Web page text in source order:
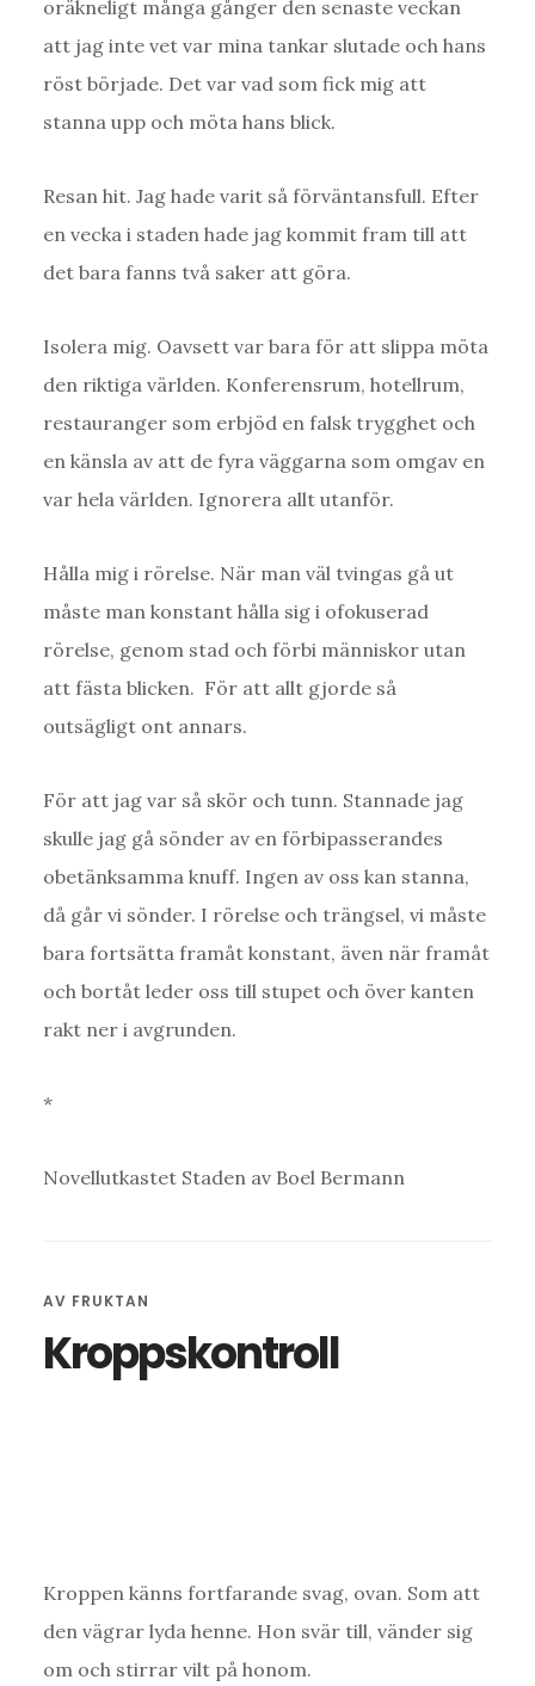
oräkneligt många gånger den senaste veckan
att jag inte vet var mina tankar slutade och hans
röst började. Det var vad som fick mig att
stanna upp och möta hans blick.
Resan hit. Jag hade varit så förväntansfull. Efter
en vecka i staden hade jag kommit fram till att
det bara fanns två saker att göra.
Isolera mig. Oavsett var bara för att slippa möta
den riktiga världen. Konferensrum, hotellrum,
restauranger som erbjöd en falsk trygghet och
en känsla av att de fyra väggarna som omgav en
var hela världen. Ignorera allt utanför.
Hålla mig i rörelse. När man väl tvingas gå ut
måste man konstant hålla sig i ofokuserad
rörelse, genom stad och förbi människor utan
att fästa blicken. För att allt gjorde så
outsägligt ont annars.
För att jag var så skör och tunn. Stannade jag
skulle jag gå sönder av en förbipasserandes
obetänksamma knuff. Ingen av oss kan stanna,
då går vi sönder. I rörelse och trängsel, vi måste
bara fortsätta framåt konstant, även när framåt
och bortåt leder oss till stupet och över kanten
rakt ner i avgrunden.
*
Novellutkastet Staden av Boel Bermann
AV FRUKTAN
Kroppskontroll
Kroppen känns fortfarande svag, ovan. Som att
den vägrar lyda henne. Hon svär till, vänder sig
om och stirrar vilt på honom.